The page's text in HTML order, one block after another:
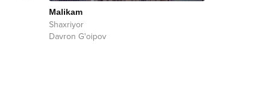
Malikam
Shaxriyor
Davron G'oipov